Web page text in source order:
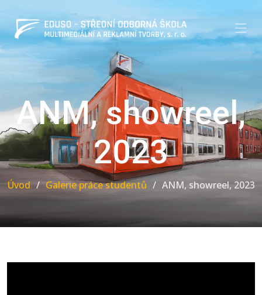
ANM, showreel,
2023
Úvod Galerie práce studentů ANM, showreel, 2023